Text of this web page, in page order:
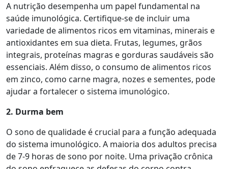
A nutrição desempenha um papel fundamental na
saúde imunológica. Certifique-se de incluir uma
variedade de alimentos ricos em vitaminas, minerais e
antioxidantes em sua dieta. Frutas, legumes, grãos
integrais, proteínas magras e gorduras saudáveis são
essenciais. Além disso, o consumo de alimentos ricos
em zinco, como carne magra, nozes e sementes, pode
ajudar a fortalecer o sistema imunológico.
2. Durma bem
O sono de qualidade é crucial para a função adequada
do sistema imunológico. A maioria dos adultos precisa
de 7-9 horas de sono por noite. Uma privação crônica